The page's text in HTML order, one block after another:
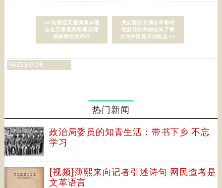
<< 特朗普及蓬佩奥未理
会金正恩促美限期展现
核谈弹性的呼吁
美众院议长佩洛希称对
欧盟征收关税错失了联
合向中国施压的机会 >>
FACEBOOK
热门新闻
政治局委员的知青生活：带书下乡 不忘
学习
[视频]薄熙来向记者引述诗句 网民查考是
文革语言